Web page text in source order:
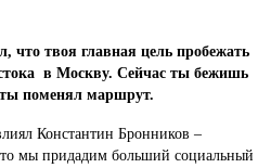
твоя главная цель пробежать
в Москву. Сейчас ты бежишь
поменял маршрут.
Константин Бронников –
мы придадим больший социальный